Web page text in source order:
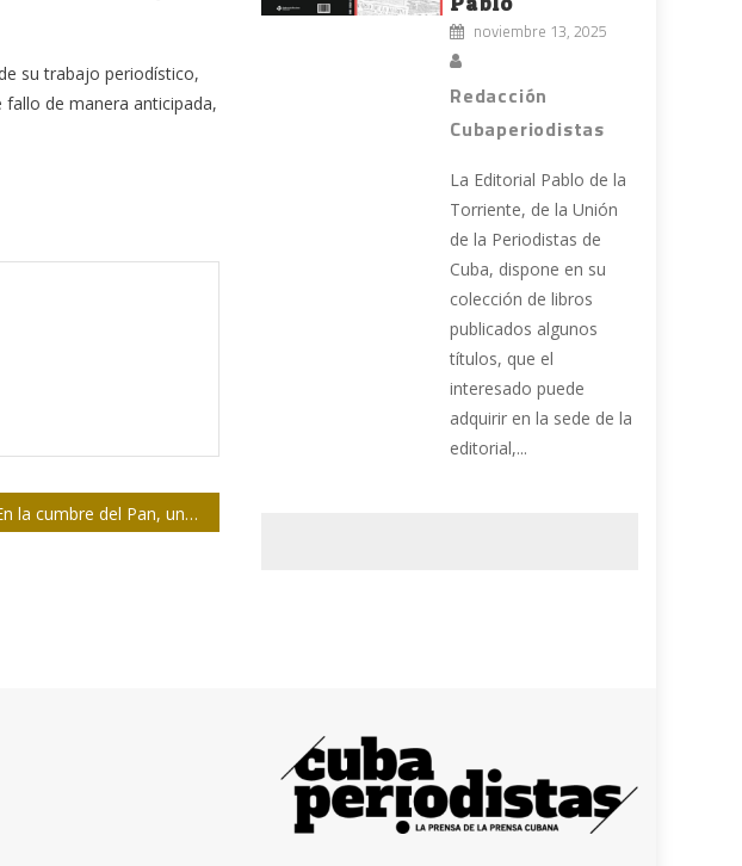
su trabajo periodístico,
de manera anticipada,
En la cumbre del Pan, una madrugada para hablar sobre la prensa
noviembre 13, 2025
Redacción
Cubaperiodistas
La Editorial Pablo de la
Torriente, de la Unión
de la Periodistas de
Cuba, dispone en su
colección de libros
publicados algunos
títulos, que el
interesado puede
adquirir en la sede de la
editorial,...